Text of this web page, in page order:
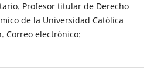
Profesor titular de Derecho
de la Universidad Católica
Correo electrónico: